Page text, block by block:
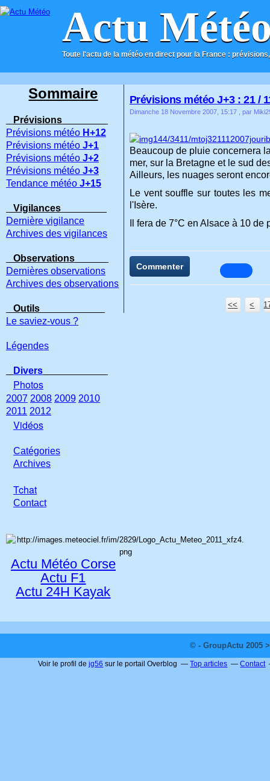
Actu
Toute l'actu de la météo en direct pour la France :
ACCUEIL CONTACT
Prévisions météo J+3 : 21 /
Dimanche 18 Novembre 2007, 15:17 , par
Beaucoup de pluie concernera
mer, sur la Bretagne et le sud
Ailleurs, les nuages seront
Le vent souffle sur toutes les
l'Isère.
Il fera de 7°C en Alsace à 10
Commenter
<< <
Sommaire
Prévisions
Prévisions météo H+12
Prévisions météo J+1
Prévisions météo J+2
Prévisions météo J+3
Tendance météo J+15
Vigilances
Dernière vigilance
Archives des vigilances
Observations
Dernières observations
Archives des observations
Outils
Le saviez-vous ?
Légendes
Divers
Photos
2007 2008 2009 2010
2011 2012
Vidéos
Catégories
Archives
Tchat
Contact
Actu Météo Corse
Actu F1
Actu 24H Kayak
© - GroupActu 2005
Voir le profil dejg56 sur le portail Overblog Top articles Contact